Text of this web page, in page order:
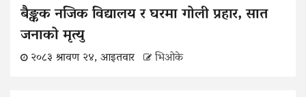
बैङ्कक नजिक विद्यालय र घरमा गोली प्रहार, सात
जनाको मृत्यु
२०८३ श्रावण २४, आइतवार भिओके